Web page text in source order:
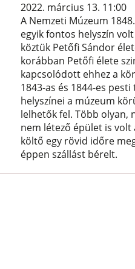
2022. március 13. 11:00
A Nemzeti Múzeum
egyik fontos helyszín
köztük Petőfi Sándor
korábban Petőfi élete
kapcsolódott ehhez a
1843-as és 1844-es
helyszínei a múzeum
lelhetők fel. Több olyan,
nem létező épület is volt
költő egy rövid időre
éppen szállást bérelt.